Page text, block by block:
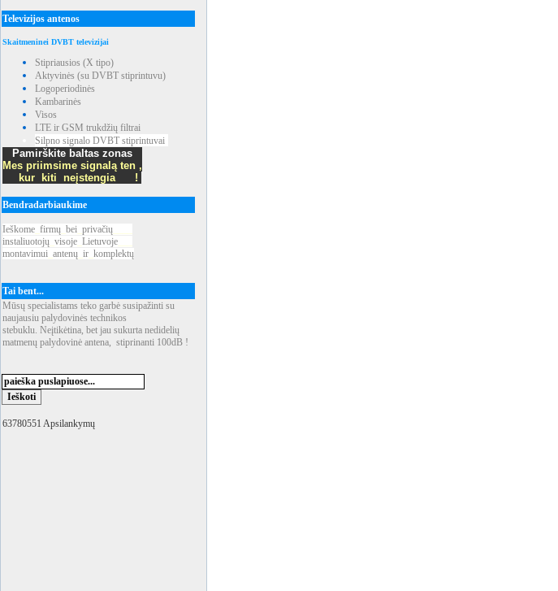
Televizijos antenos
Skaitmeninei DVBT televizijai
Stipriausios (X tipo)
Aktyvinės (su DVBT stiprintuvu)
Logoperiodinės
Kambarinės
Visos
LTE ir GSM trukdžių filtrai
Silpno signalo DVBT stiprintuvai
Pamirškite baltas zonas
Mes priimsime signalą ten ,
kur kiti neįstengia !
Bendradarbiaukime
Ieškome firmų bei privačių
instaliuotojų visoje Lietuvoje
montavimui antenų ir komplektų
Tai bent...
Mūsų specialistams teko garbė susipažinti su
naujausiu palydovinės technikos
stebuklu. Neįtikėtina, bet jau sukurta nedidelių
matmenų palydovinė antena, stiprinanti 100dB !
63780551 Apsilankymų